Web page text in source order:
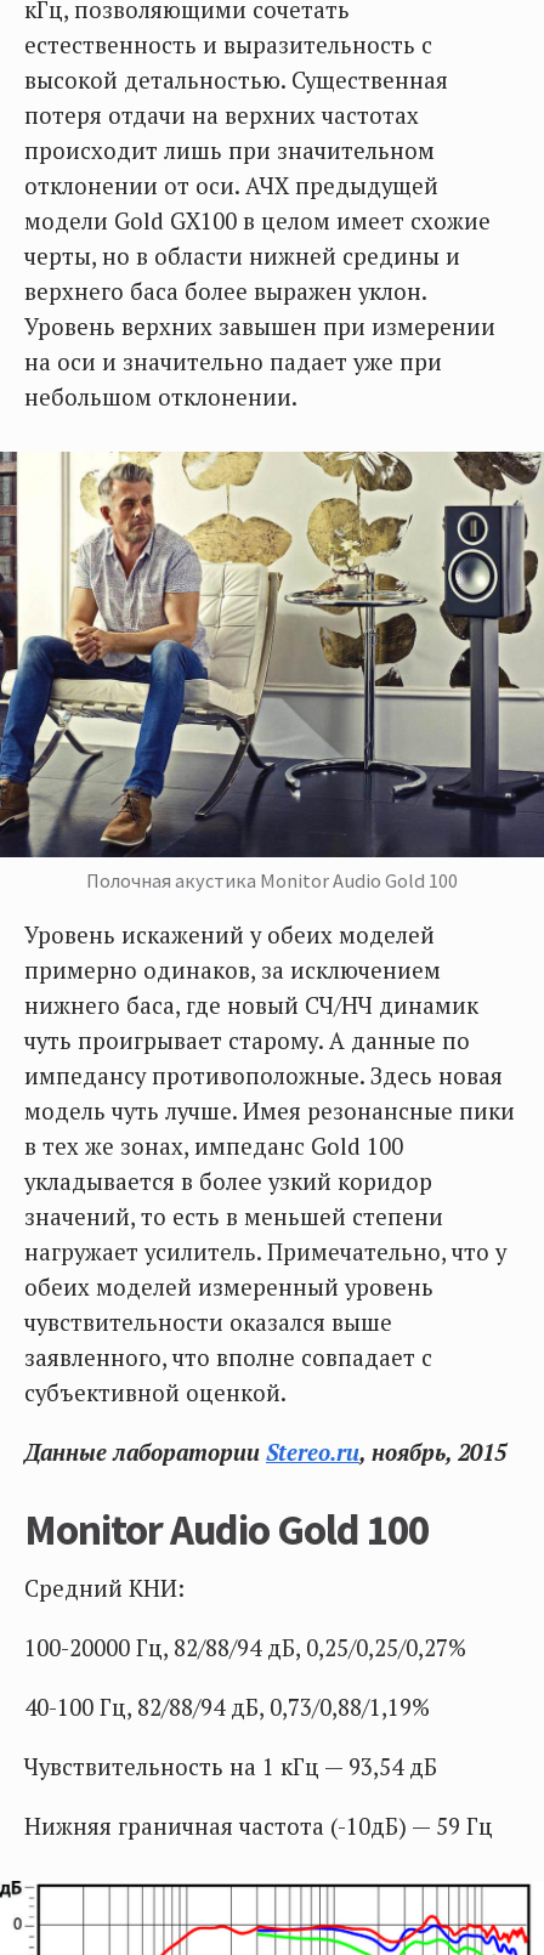
кГц, позволяющими сочетать
естественность и выразительность с
высокой детальностью. Существенная
потеря отдачи на верхних частотах
происходит лишь при значительном
отклонении от оси. АЧХ предыдущей
модели Gold GX100 в целом имеет схожие
черты, но в области нижней средины и
верхнего баса более выражен уклон.
Уровень верхних завышен при измерении
на оси и значительно падает уже при
небольшом отклонении.
Полочная акустика Monitor Audio Gold 100
Уровень искажений у обеих моделей
примерно одинаков, за исключением
нижнего баса, где новый СЧ/НЧ динамик
чуть проигрывает старому. А данные по
импедансу противоположные. Здесь новая
модель чуть лучше. Имея резонансные пики
в тех же зонах, импеданс Gold 100
укладывается в более узкий коридор
значений, то есть в меньшей степени
нагружает усилитель. Примечательно, что у
обеих моделей измеренный уровень
чувствительности оказался выше
заявленного, что вполне совпадает с
субъективной оценкой.
Данные лаборатории Stereo.ru, ноябрь, 2015
Monitor Audio Gold 100
Средний КНИ:
100-20000 Гц, 82/88/94 дБ, 0,25/0,25/0,27%
40-100 Гц, 82/88/94 дБ, 0,73/0,88/1,19%
Чувствительность на 1 кГц — 93,54 дБ
Нижняя граничная частота (-10дБ) — 59 Гц